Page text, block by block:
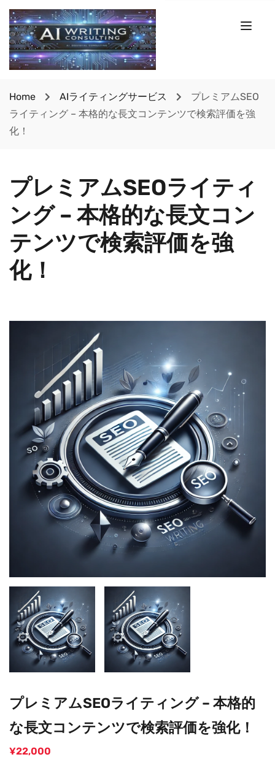
Home AIライティングサービス
プレミアムSEO
ライティング – 本格的な長文コンテンツで検索評価を強
化！
プレミアムSEOライティ
ング – 本格的な長文コン
テンツで検索評価を強
化！
プレミアムSEOライティング – 本格的
な長文コンテンツで検索評価を強化！
¥22,000